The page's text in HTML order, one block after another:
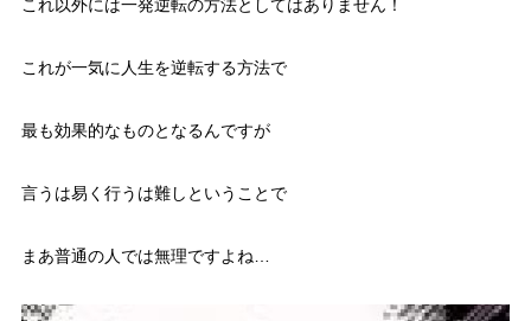
これ以外には一発逆転の方法としてはありません！
これが一気に人生を逆転する方法で
最も効果的なものとなるんですが
言うは易く行うは難し ということで
まあ普通の人では無理ですよね…